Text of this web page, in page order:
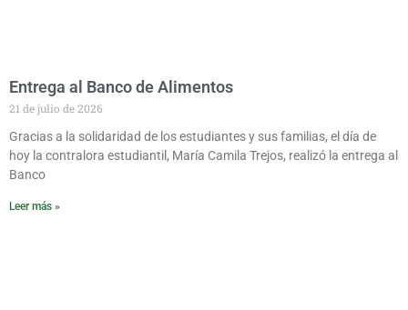
Entrega al Banco de Alimentos
21 de julio de 2026
Gracias a la solidaridad de los estudiantes y sus familias, el día de
hoy la contralora estudiantil, María Camila Trejos, realizó la entrega al
Banco
Leer más »